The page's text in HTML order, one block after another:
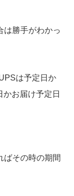
は勝手がわかっ
は予定日か
お届け予定日
ばその時の期間